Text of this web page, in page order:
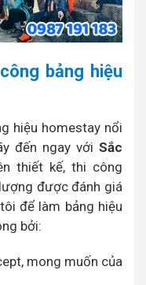
bảng hiệu
hiệu homestay nổi
đến ngay với Sắc
thiết kế, thi công
được đánh giá
để làm bảng hiệu
bởi:
mong muốn của